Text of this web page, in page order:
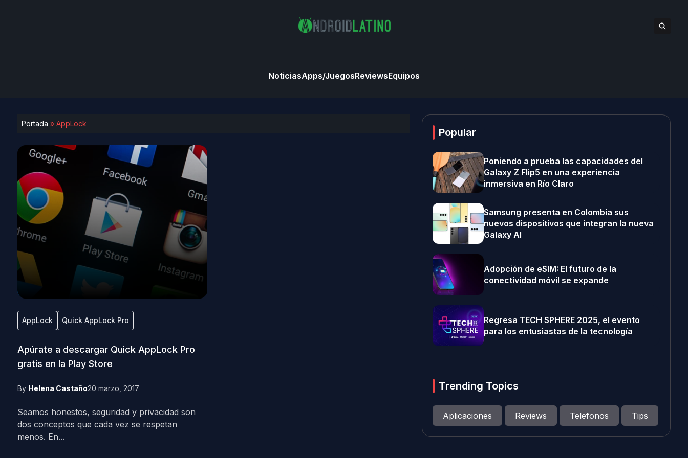
NoticiasApps/JuegosReviewsEquipos
Portada » AppLock
AppLock Quick AppLock Pro
Apúrate a descargar Quick AppLock Pro
gratis en la Play Store
By Helena Castaño20 marzo, 2017
Seamos honestos, seguridad y privacidad son
dos conceptos que cada vez se respetan
menos. En...
Popular
Poniendo a prueba las capacidades del
Galaxy Z Flip5 en una experiencia
inmersiva en Río Claro
Samsung presenta en Colombia sus
nuevos dispositivos que integran la nueva
Galaxy AI
Adopción de eSIM: El futuro de la
conectividad móvil se expande
Regresa TECH SPHERE 2025, el evento
para los entusiastas de la tecnología
Trending Topics
Aplicaciones Reviews Telefonos Tips